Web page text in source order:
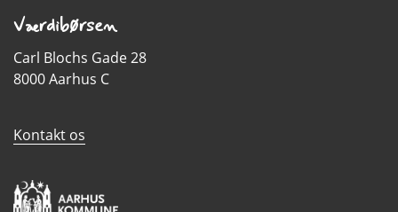
Værdibørsen
Carl Blochs Gade 28
8000 Aarhus C
Kontakt os